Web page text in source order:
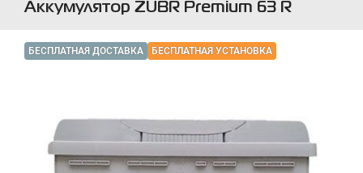
Аккумулятор ZUBR Premium 63 R
БЕСПЛАТНАЯ ДОСТАВКА БЕСПЛАТНАЯ УСТАНОВКА